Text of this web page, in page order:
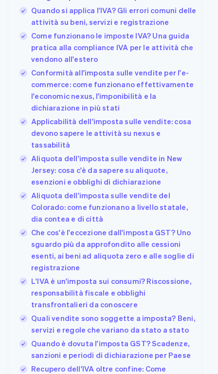
Quando si applica l'IVA? Gli errori comuni delle
attività su beni, servizi e registrazione
Come funzionano le imposte IVA? Una guida
pratica alla compliance IVA per le attività che
vendono all'estero
Conformità all'imposta sulle vendite per l'e-
commerce: come funzionano effettivamente
l'economic nexus, l'imponibilità e la
dichiarazione in più stati
Applicabilità dell'imposta sulle vendite: cosa
devono sapere le attività su nexus e
tassabilità
Aliquota dell'imposta sulle vendite in New
Jersey: cosa c'è da sapere su aliquote,
esenzioni e obblighi di dichiarazione
Aliquota dell'imposta sulle vendite del
Colorado: come funzionano a livello statale,
dia contea e di città
Che cos'è l'eccezione dall'imposta GST? Uno
sguardo più da approfondito alle cessioni
esenti, ai beni ad aliquota zero e alle soglie di
registrazione
L'IVA è un'imposta sui consumi? Riscossione,
responsabilità fiscale e obblighi
transfrontalieri da conoscere
Quali vendite sono soggette a imposta? Beni,
servizi e regole che variano da stato a stato
Quando è dovuta l'imposta GST? Scadenze,
sanzioni e periodi di dichiarazione per Paese
Recupero dell'IVA oltre confine: Come